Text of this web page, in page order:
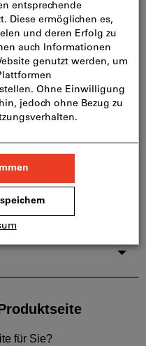
und eingeschränkte
wir für Sie direkt beim
unseres
somit nicht bei uns auf
teilen